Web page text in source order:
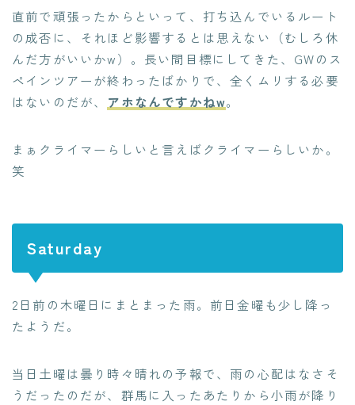
直前で頑張ったからといって、打ち込んでいるルート
の成否に、それほど影響するとは思えない（むしろ休
んだ方がいいかw）。長い間目標にしてきた、GWのス
ペインツアーが終わったばかりで、全くムリする必要
はないのだが、 アホなんですかねw。
まぁクライマーらしいと言えばクライマーらしいか。
笑
Saturday
2日前の木曜日にまとまった雨。前日金曜も少し降っ
たようだ。
当日土曜は曇り時々晴れの予報で、雨の心配はなさそ
うだったのだが、群馬に入ったあたりから小雨が降り